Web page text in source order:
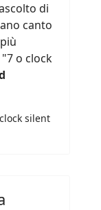
di
canto
o clock
silent